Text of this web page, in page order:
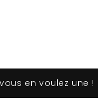
en voulez une !